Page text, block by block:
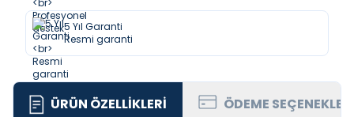
5 Yıl Garanti
Resmi garanti
ÜRÜN ÖZELLIKLERI ÖDEME